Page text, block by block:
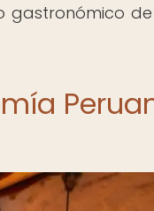
gastronómico